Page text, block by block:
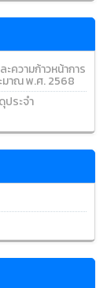
ความก้าวหน้าการ
มาณ พ.ศ. 2568
ระจำ